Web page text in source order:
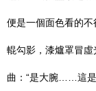
便是一個面色看的
輥勾影，漆爐罩冒
曲：“是大腕……這是